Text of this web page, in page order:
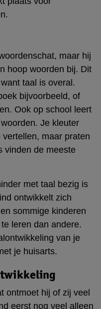
maar hij
hoop woorden bij. Dit
taal is overal.
bijvoorbeeld, of
Ook op school leert
Je kleuter
maar praten
vinden de meeste
met taal bezig is
ontwikkelt zich
sommige kinderen
leren dan andere.
van je
je huisarts.
ontmoet hij of zij veel
eerst nog veel alleen